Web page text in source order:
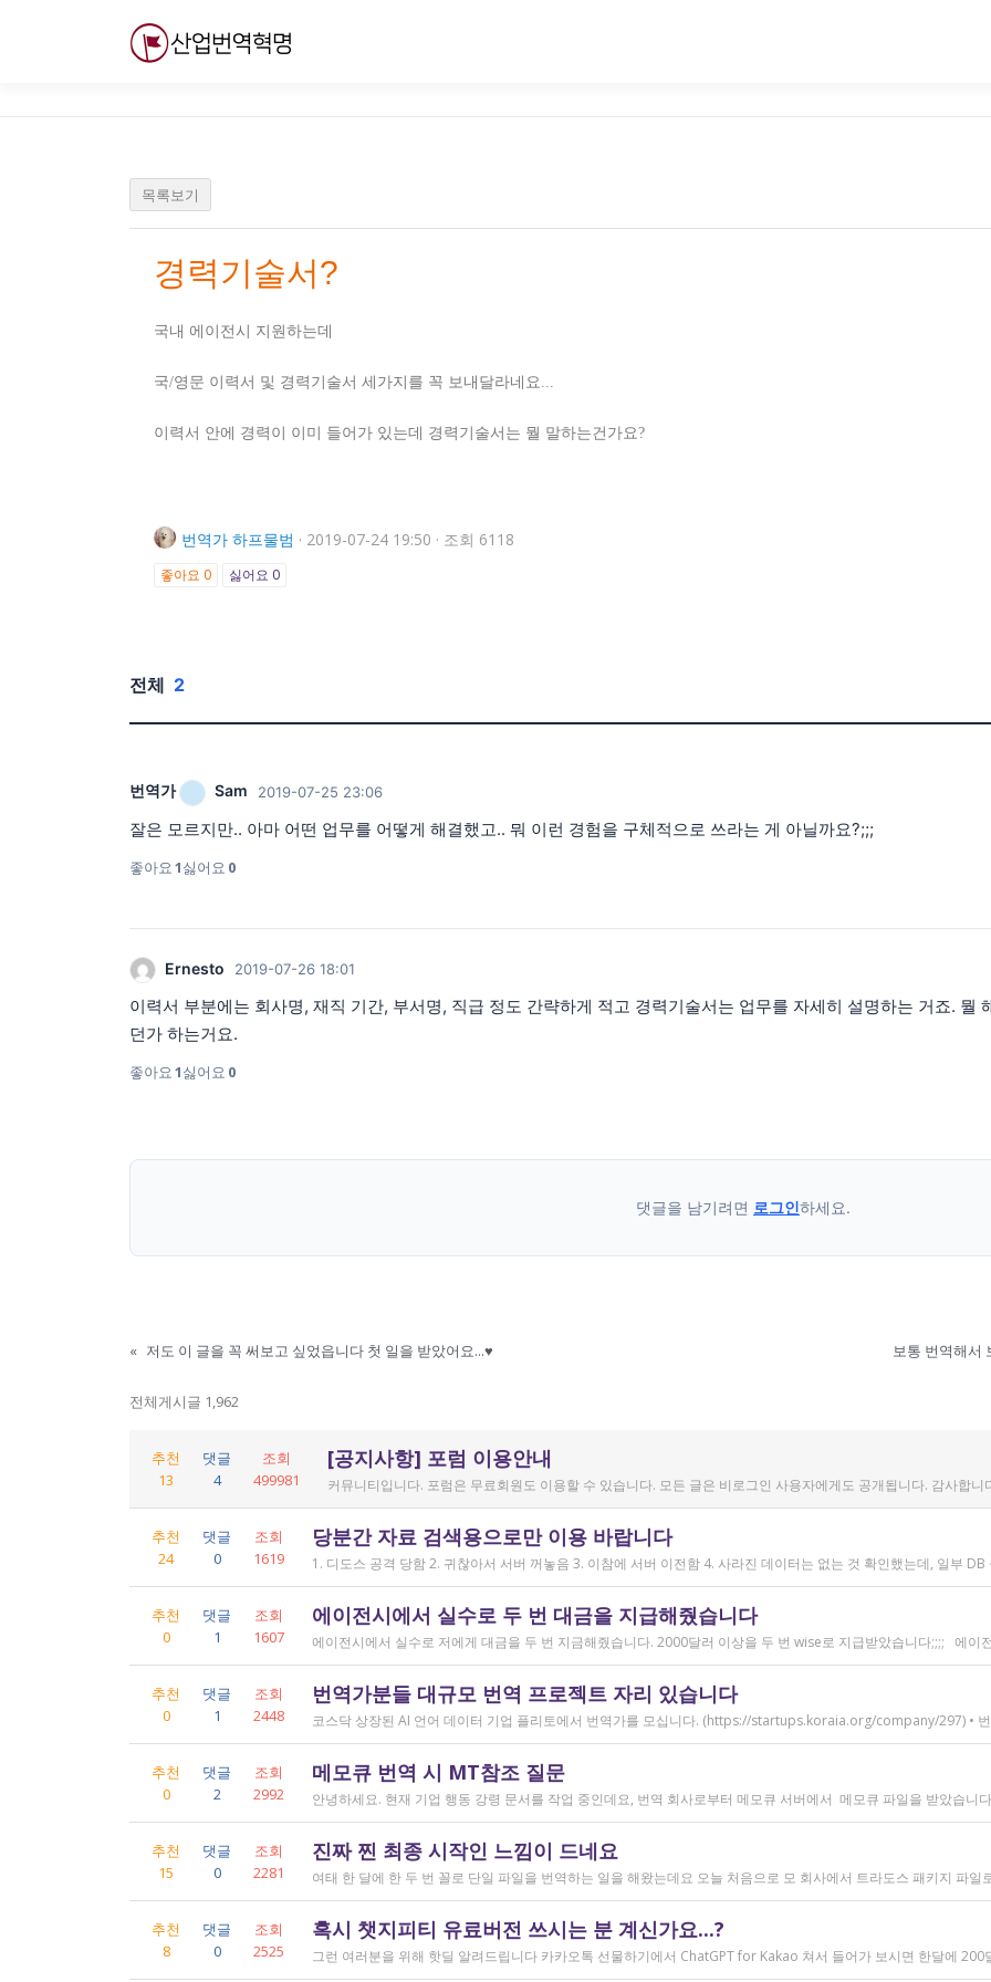
목록보기
경력기술서?
국내 에이전시 지원하는데
국/영문 이력서 및 경력기술서 세가지를 꼭 보내달라네요...
이력서 안에 경력이 이미 들어가 있는데 경력기술서는 뭘 말하는건가요?
번역가 하프물범 · 2019-07-24 19:50 · 조회 6118
좋아요 0 싫어요 0
전체 2
번역가 Sam 2019-07-25 23:06
잘은 모르지만.. 아마 어떤 업무를 어떻게 해결했고.. 뭐 이런 경험을 구체적으로 쓰라는 게 아닐까요?;;;
좋아요 1싫어요 0
Ernesto 2019-07-26 18:01
이력서 부분에는 회사명, 재직 기간, 부서명, 직급 정도 간략하게 적고 경력기술서는 업무를 자세히 설명하는 거죠. 뭘
던가 하는거요.
좋아요1싫어요 0
댓글을 남기려면 로그인하세요.
« 저도 이 글을 꼭 써보고 싶었읍니다 첫 일을 받았어요...♥ 보통 번역해서
전체게시글 1,962
추천
13
댓글
4
조회
499981
[공지사항] 포럼 이용안내
커뮤니티입니다. 포럼은 무료회원도 이용할 수 있습니다. 모든 글은 비로그인 사용자에게도 공개됩니다. 감사합니
추천
24
댓글
0
조회
1619
당분간 자료 검색용으로만 이용 바랍니다
추천
0
댓글
1
조회
1607
에이전시에서 실수로 두 번 대금을 지급해줬습니다
추천
0
댓글
1
조회
2448
번역가분들 대규모 번역 프로젝트 자리 있습니다
추천
0
댓글
2
조회
2992
메모큐 번역 시 MT참조 질문
추천
15
댓글
0
조회
2281
진짜 찐 최종 시작인 느낌이 드네요
추천
8
댓글
0
조회
2525
혹시 챗지피티 유료버전 쓰시는 분 계신가요...?